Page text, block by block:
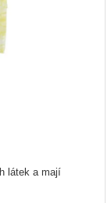
látek a mají